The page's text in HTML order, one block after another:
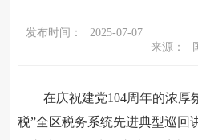
发布时间：
2025-07-07
来源：
在庆祝建党104周年的浓厚
税”全区税务系统先进典型巡回